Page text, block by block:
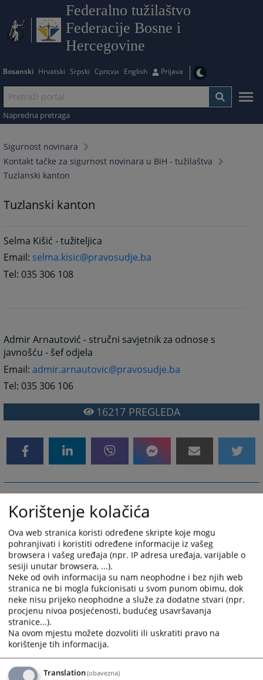
Federalno tužilaštvo
Federacije Bosne i
Hercegovine
Bosanski Hrvatski Srpski Српски English Prijava
Napredna pretraga
Sigurnost novinara
Kontakt tačke za sigurnost novinara u BiH - tužilaštva
Tuzlanski kanton
Tuzlanski kanton
Selma Kišić - tužiteljica
Email: selma.kisic@pravosudje.ba
Tel: 035 306 108
Admir Arnautović - stručni savjetnik za odnose s
javnošću - šef odjela
Email:admir.arnautovic@pravosudje.ba
Tel: 035 306 106
16217PREGLEDA
Korištenje kolačića
Ova web stranica koristi određene skripte koje mogu
pohranjivati i koristiti određene informacije iz vašeg
browsera i vašeg uređaja (npr. IP adresa uređaja, varijable o
sesiji unutar browsera, ...).
Neke od ovih informacija su nam neophodne i bez njih web
stranica ne bi mogla fukcionisati u svom punom obimu, dok
neke nisu prijeko neophodne a služe za dodatne stvari (npr.
procjenu nivoa posjećenosti, budućeg usavršavanja
stranice...).
Na ovom mjestu možete dozvoliti ili uskratiti pravo na
korištenje tih informacija.
Translation(obavezna)